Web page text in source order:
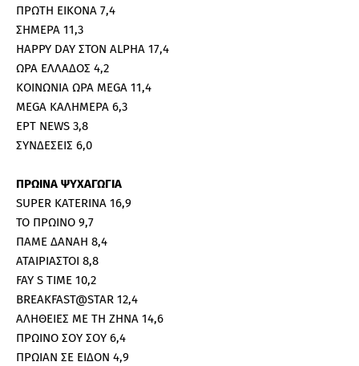
ΠΡΩΤΗ ΕΙΚΟΝΑ 7,4
ΣΗΜΕΡΑ 11,3
HAPPY DAY ΣΤΟΝ ALPHA 17,4
ΩΡΑ ΕΛΛΑΔΟΣ 4,2
ΚΟΙΝΩΝΙΑ ΩΡΑ MEGA 11,4
MEGA ΚΑΛΗΜΕΡΑ 6,3
ΕΡΤ NEWS 3,8
ΣΥΝΔΕΣΕΙΣ 6,0
ΠΡΩΙΝΑ ΨΥΧΑΓΩΓΙΑ
SUPER KATERINA 16,9
ΤΟ ΠΡΩΙΝΟ 9,7
ΠΑΜΕ ΔΑΝΑΗ 8,4
ΑΤΑΙΡΙΑΣΤΟΙ 8,8
FAY S TIME 10,2
BREAKFAST@STAR 12,4
ΑΛΗΘΕΙΕΣ ΜΕ ΤΗ ΖΗΝΑ 14,6
ΠΡΩΙΝΟ ΣΟΥ ΣΟΥ 6,4
ΠΡΩΙΑΝ ΣΕ ΕΙΔΟΝ 4,9